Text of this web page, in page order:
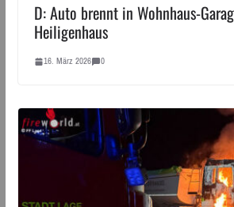
D: Auto brennt in Wohnhaus-
Heiligenhaus
16. März 2026 0